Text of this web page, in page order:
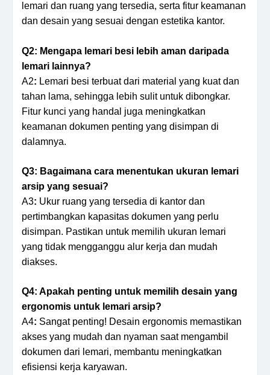
lemari dan ruang yang tersedia, serta fitur keamanan
dan desain yang sesuai dengan estetika kantor.
Q2: Mengapa lemari besi lebih aman daripada
lemari lainnya?
A2: Lemari besi terbuat dari material yang kuat dan
tahan lama, sehingga lebih sulit untuk dibongkar.
Fitur kunci yang handal juga meningkatkan
keamanan dokumen penting yang disimpan di
dalamnya.
Q3: Bagaimana cara menentukan ukuran lemari
arsip yang sesuai?
A3: Ukur ruang yang tersedia di kantor dan
pertimbangkan kapasitas dokumen yang perlu
disimpan. Pastikan untuk memilih ukuran lemari
yang tidak mengganggu alur kerja dan mudah
diakses.
Q4: Apakah penting untuk memilih desain yang
ergonomis untuk lemari arsip?
A4: Sangat penting! Desain ergonomis memastikan
akses yang mudah dan nyaman saat mengambil
dokumen dari lemari, membantu meningkatkan
efisiensi kerja karyawan.